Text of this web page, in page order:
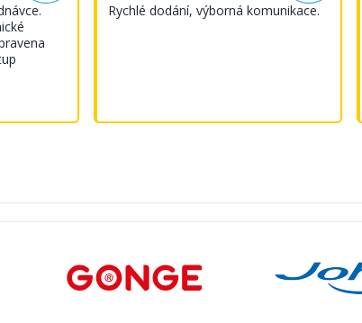
Rychlé dodání, výborná komunikace.